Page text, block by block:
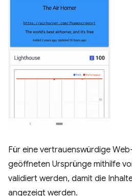
Für eine vertrauenswürdige
geöffneten Ursprünge mithilfe
validiert werden, damit die
angezeigt werden.